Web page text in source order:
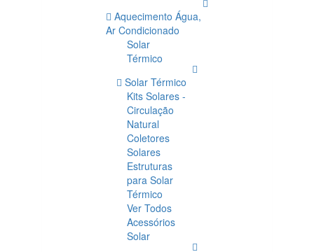
Aquecimento Água,
Ar Condicionado
Solar
Térmico
Solar Térmico
Kits Solares -
Circulação
Natural
Coletores
Solares
Estruturas
para Solar
Térmico
Ver Todos
Acessórios
Solar